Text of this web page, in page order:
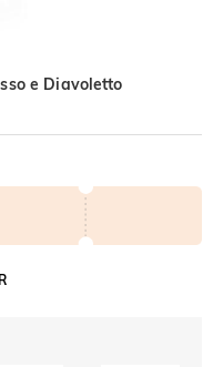
e Diavoletto